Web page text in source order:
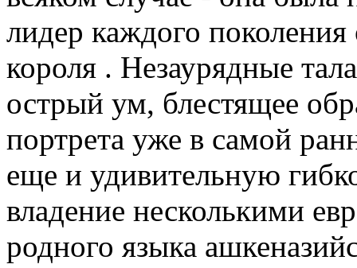
лидер каждого поколения
короля . Незаурядные
острый ум, блестящее
портрета уже в самой
еще и удивительную
владение несколькими
родного языка